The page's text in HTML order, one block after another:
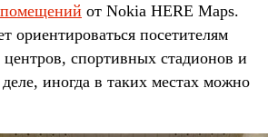
от Nokia HERE Maps.
ориентироваться посетителям
спортивных стадионов и
иногда в таких местах можно